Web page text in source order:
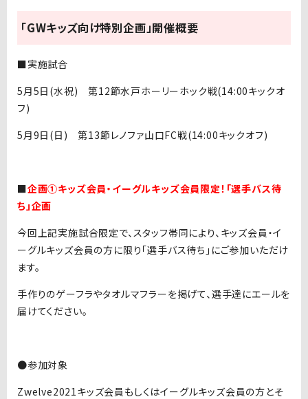
「GWキッズ向け特別企画」開催概要
■実施試合
5月5日(水祝) 第12節水戸ホーリーホック戦(14:00キックオ
フ)
5月9日(日) 第13節レノファ山口FC戦(14:00キックオフ)
■企画①キッズ会員・イーグルキッズ会員限定！「選手バス待
ち」企画
今回上記実施試合限定で、スタッフ帯同により、キッズ会員・イ
ーグルキッズ会員の方に限り「選手バス待ち」にご参加いただけ
ます。
手作りのゲーフラやタオルマフラーを掲げて、選手達にエールを
届けてください。
●参加対象
Zwelve2021キッズ会員もしくはイーグルキッズ会員の方とそ